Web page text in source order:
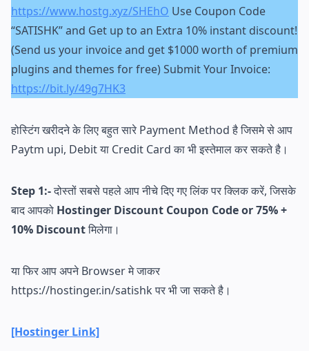
https://www.hostg.xyz/SHEhO Use Coupon Code
“SATISHK” and Get up to an Extra 10% instant discount!
(Send us your invoice and get $1000 worth of premium
plugins and themes for free) Submit Your Invoice:
https://bit.ly/49g7HK3
होस्टिंग खरीदने के लिए बहुत सारे Payment Method है जिसमे से आप
Paytm upi, Debit या Credit Card का भी इस्तेमाल कर सकते है।
Step 1:-दोस्तों सबसे पहले आप नीचे दिए गए लिंक पर क्लिक करें, जिसके
बाद आपको Hostinger Discount Coupon Code or 75% +
10% Discountमिलेगा।
या फिर आप अपने Browser मे जाकर
https://hostinger.in/satishk पर भी जा सकते है।
[Hostinger Link]